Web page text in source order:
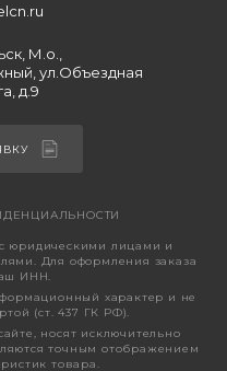
М.о.,
ул.Объездная
д.9
юридическими лицами и
Для оформления заказа
ИНН.
характер и не
(ст. 437 ГК РФ).
носят исключительно
точным отображением
товара.